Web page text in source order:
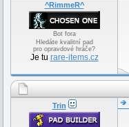
^RimmeR^
Bot fora
Hledáte kvalitní pad
pro opravdové hráče?
Je tu rare-items.cz
Trin